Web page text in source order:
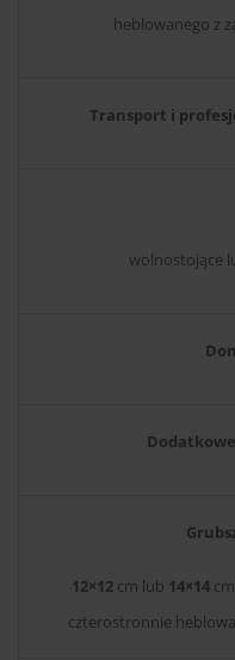
heblowanego z
Transport i
wolnostojące
12×12 cm lub 14×14
czterostronnie